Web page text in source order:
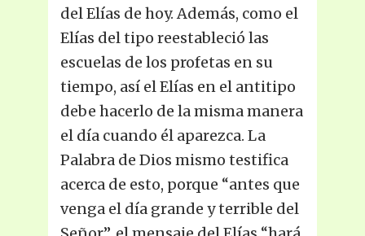
del Elías de hoy. Además, como el
Elías del tipo reestableció las
escuelas de los profetas en su
tiempo, así el Elías en el antitipo
debe hacerlo de la misma manera
el día cuando él aparezca. La
Palabra de Dios mismo testifica
acerca de esto, porque “antes que
venga el día grande y terrible del